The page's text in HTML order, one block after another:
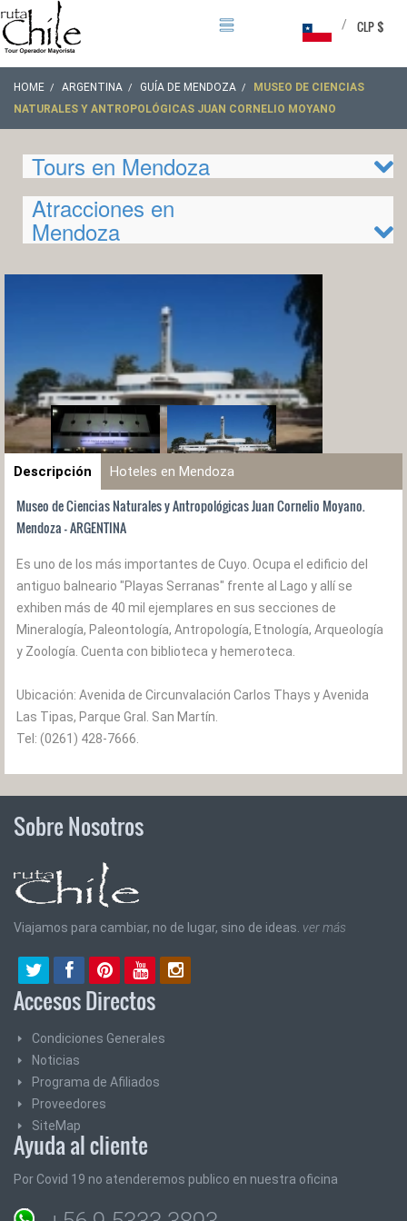
CLP $
/
HOME ARGENTINA GUÍA DE MENDOZA
MUSEO DE CIENCIAS
NATURALES Y ANTROPOLÓGICAS JUAN CORNELIO MOYANO
Tours en Mendoza
Atracciones en
Mendoza
Descripción Hoteles en Mendoza
Museo de Ciencias Naturales y Antropológicas Juan Cornelio Moyano.
Mendoza - ARGENTINA
Es uno de los más importantes de Cuyo. Ocupa el edificio del
antiguo balneario "Playas Serranas" frente al Lago y allí se
exhiben más de 40 mil ejemplares en sus secciones de
Mineralogía, Paleontología, Antropología, Etnología, Arqueología
y Zoología. Cuenta con biblioteca y hemeroteca.
Ubicación: Avenida de Circunvalación Carlos Thays y Avenida
Las Tipas, Parque Gral. San Martín.
Tel: (0261) 428-7666.
Sobre Nosotros
Viajamos para cambiar, no de lugar, sino de ideas. ver más
Accesos Directos
Condiciones Generales
Noticias
Programa de Afiliados
Proveedores
SiteMap
Ayuda al cliente
Por Covid 19 no atenderemos publico en nuestra oficina